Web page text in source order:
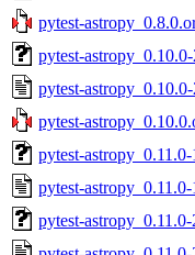
pytest-
pytest-
pytest-
pytest-
pytest-
pytest-astropy_0.11.0-
pytest-